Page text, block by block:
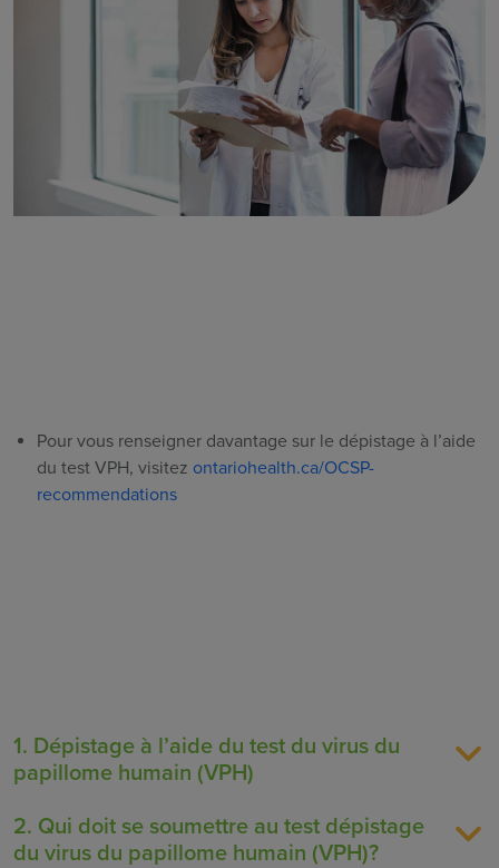
Pour vous renseigner davantage sur le dépistage à l’aide
du test VPH, visitez ontariohealth.ca/OCSP-
recommendations
1. Dépistage à l’aide du test du virus du
papillome humain (VPH)
2. Qui doit se soumettre au test dépistage
du virus du papillome humain (VPH)?